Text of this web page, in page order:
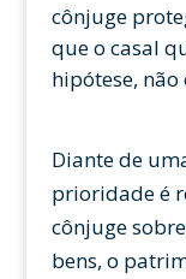
cônjuge
que o casal
hipótese,
Diante de
prioridade é
cônjuge
bens, o